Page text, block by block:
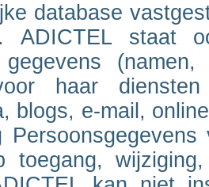
database
ADICTEL staat
gegevens
haar
blogs, e-mail,
toegang,